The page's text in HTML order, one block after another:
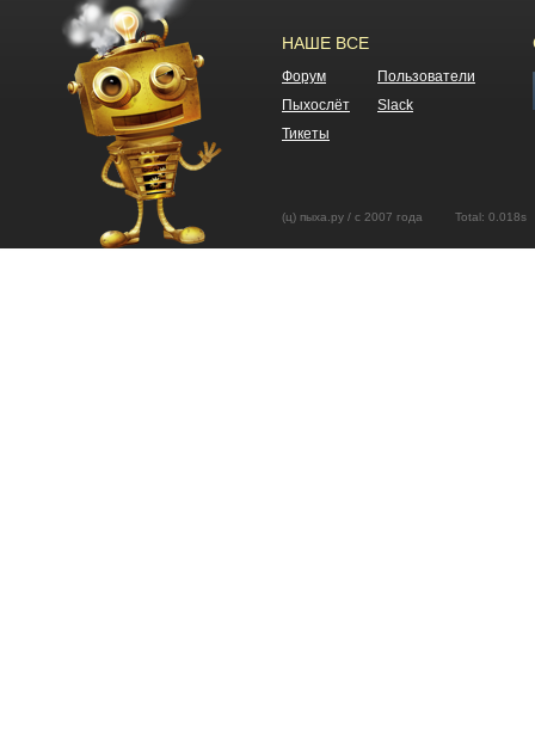
НАШЕ ВСЕ
Форум
Пользователи
Пыхослёт
Slack
Тикеты
(ц) пыха.ру / с 2007 года Total: